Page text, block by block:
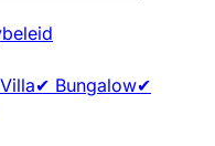
✔ Bungalow✔